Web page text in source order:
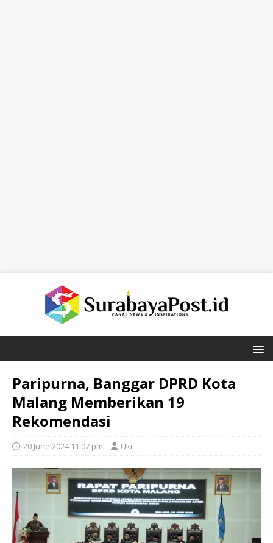
Paripurna, Banggar DPRD Kota
Malang Memberikan 19
Rekomendasi
20 June 2024 11:07 pm Uki